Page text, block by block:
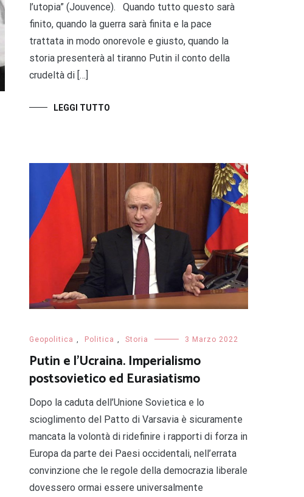
l’utopia” (Jouvence). Quando tutto questo sarà
finito, quando la guerra sarà finita e la pace
trattata in modo onorevole e giusto, quando la
storia presenterà al tiranno Putin il conto della
crudeltà di […]
LEGGI TUTTO
Geopolitica Politica Storia 3 Marzo 2022
Putin e l’Ucraina. Imperialismo
postsovietico ed Eurasiatismo
Dopo la caduta dell’Unione Sovietica e lo
scioglimento del Patto di Varsavia è sicuramente
mancata la volontà di ridefinire i rapporti di forza in
Europa da parte dei Paesi occidentali, nell’errata
convinzione che le regole della democrazia liberale
dovessero ormai essere universalmente